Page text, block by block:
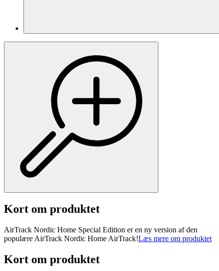
Kort om produktet
AirTrack Nordic Home Special Edition er en ny version af den
populære AirTrack Nordic Home AirTrack!Læs mere om produktet
Kort om produktet